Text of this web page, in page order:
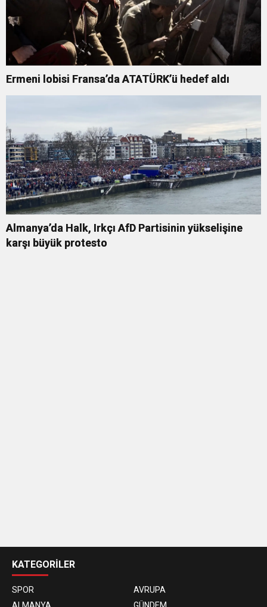
Ermeni lobisi Fransa’da ATATÜRK’ü hedef aldı
Almanya’da Halk, Irkçı AfD Partisinin yükselişine
karşı büyük protesto
siteleri
KATEGORİLER
SPOR
AVRUPA